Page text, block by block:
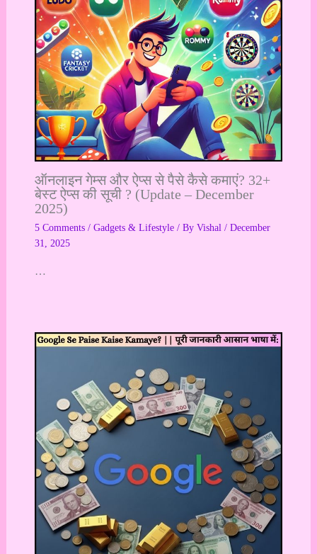
ऑनलाइन गेम्स और ऐप्स से पैसे कैसे कमाएं? 32+
बेस्ट ऐप्स की सूची ? (Update – December
2025)
5 Comments / Gadgets & Lifestyle/ By Vishal / December
31, 2025
…